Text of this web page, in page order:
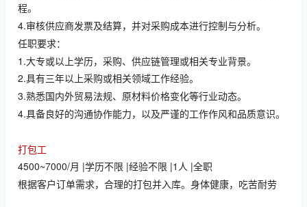
程。
4.审核供应商发票及结算，并对采购成本进行控制与分析。
任职要求：
1.大专或以上学历，采购、供应链管理或相关专业背景。
2.具有三年以上采购或相关领域工作经验。
3.熟悉国内外贸易法规、原材料价格变化等行业动态。
4.具备良好的沟通协作能力，以及严谨的工作作风和品质意识。
打包工
4500~7000/月 |学历不限 |经验不限 |1人 |全职
根据客户订单需求，合理的打包并入库。身体健康，吃苦耐劳